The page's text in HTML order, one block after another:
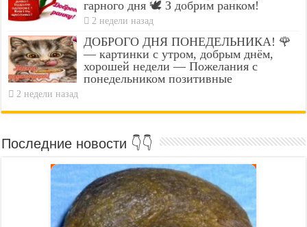
гарного дня 🕊️ З добрим ранком!
2 недели назад
ДОБРОГО ДНЯ ПОНЕДЕЛЬНИКА! 🌹
— картинки с утром, добрым днём,
хорошей недели — Пожелания с
понедельником позитивные
2 недели назад
Последние новости 👇👇